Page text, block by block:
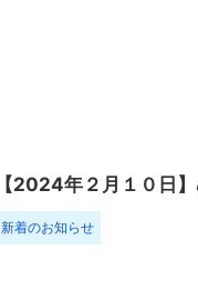
【2024年２月１０日
新着のお知らせ